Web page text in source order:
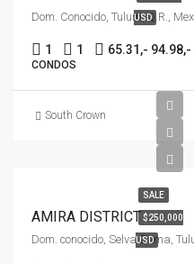
USD
Dom. Conocido, Tulum, Q.R.,
1 1 65.31,-
CONDOS
South Crown
SALE
$250,000
USD
AMIRA DISTRICT
Dom. conocido, Selva Zama,